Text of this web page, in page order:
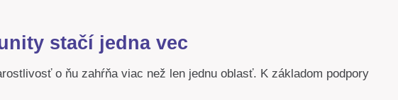
stačí jedna vec
o ňu zahŕňa viac než len jednu oblasť. K základom podpory